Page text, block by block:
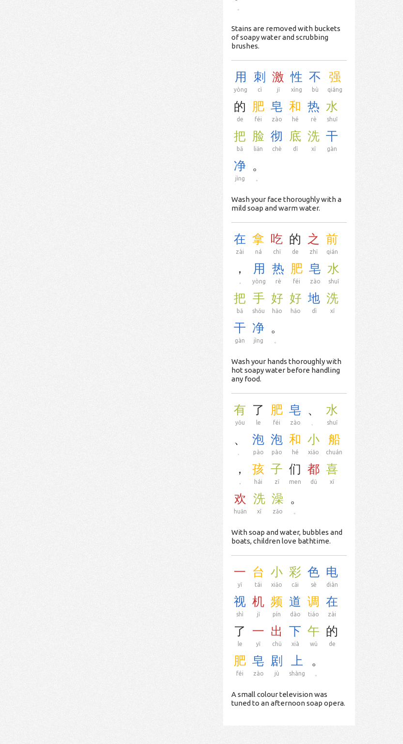
Stains are removed with buckets
of soapy water and scrubbing
brushes.
用
yòng
刺
cì
激
jī
性
xìng
不
bù
强
qiáng
的
de
肥
féi
皂
zào
和
hé
热
rè
水
shuǐ
把
bǎ
脸
liǎn
彻
chè
底
dǐ
洗
xǐ
干
gàn
净
jìng
。
Wash your face thoroughly with a
mild soap and warm water.
在
zài
拿
ná
吃
chī
的
de
之
zhī
前
qián
，
，
用
yòng
热
rè
肥
féi
皂
zào
水
shuǐ
把
bǎ
手
shǒu
好
hǎo
好
hǎo
地
dì
洗
xǐ
干
gàn
净
jìng
。
Wash your hands thoroughly with
hot soapy water before handling
any food.
有
yǒu
了
le
肥
féi
皂
zào
、 水
shuǐ
、 泡
pào
泡
pào
和
hé
小
xiǎo
船
chuán
，
，
孩
hái
子
zǐ
们
men
都
dū
喜
xǐ
欢
huān
洗
xǐ
澡
zǎo
。
With soap and water, bubbles and
boats, children love bathtime.
一
yī
台
tái
小
xiǎo
彩
cǎi
色
sè
电
diàn
视
shì
机
jī
频
pín
道
dào
调
tiáo
在
zài
了
le
一
yī
出
chū
下
xià
午
wǔ
的
de
肥
féi
皂
zào
剧
jù
上
shàng
。
A small colour television was
tuned to an afternoon soap opera.